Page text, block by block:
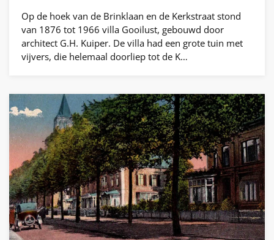
Op de hoek van de Brinklaan en de Kerkstraat stond
van 1876 tot 1966 villa Gooilust, gebouwd door
architect G.H. Kuiper. De villa had een grote tuin met
vijvers, die helemaal doorliep tot de K…